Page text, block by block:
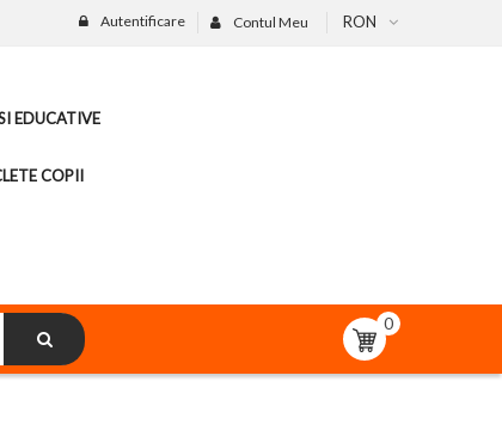
RON
Contul Meu
Autentificare
EDUCATIVE
COPII
0